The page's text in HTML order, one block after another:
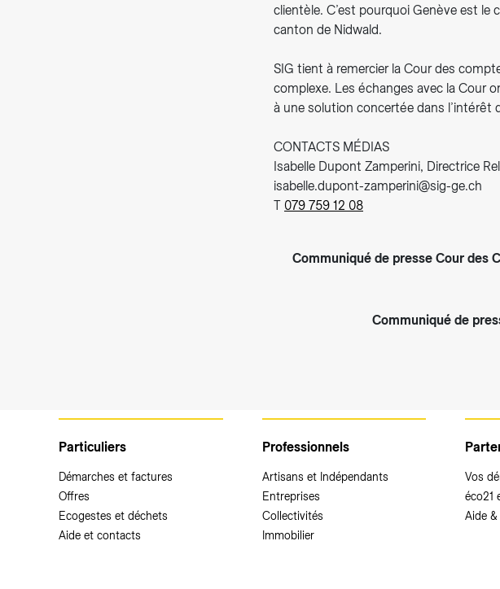
clientèle. C’est pourquoi Genève est le
canton de Nidwald.
SIG tient à remercier la Cour des
complexe. Les échanges avec la Cour
à une solution concertée dans l’intérêt
CONTACTS MÉDIAS
Isabelle Dupont Zamperini, Directrice
isabelle.dupont-zamperini@sig-ge.ch
T 079 759 12 08
Communiqué de presse Cour des
Communiqué de
Particuliers
Démarches et factures
Offres
Ecogestes et déchets
Aide et contacts
Professionnels
Artisans et Indépendants
Entreprises
Collectivités
Immobilier
Vos
éco21
Aide